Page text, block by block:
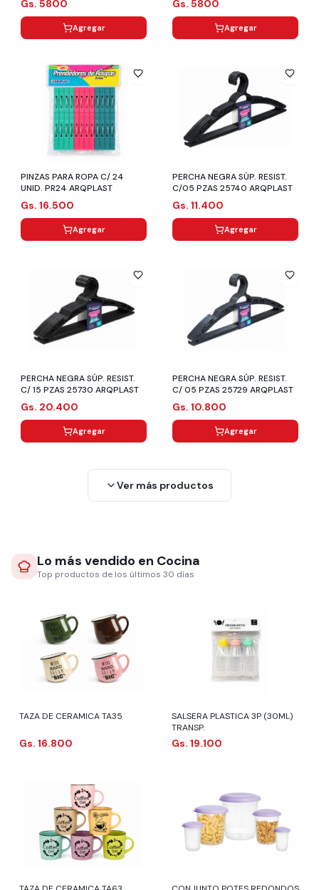
Gs. 5800
Agregar
Gs. 5800
Agregar
PINZAS PARA ROPA C/ 24
UNID. PR24 ARQPLAST
Gs. 16.500
Agregar
PERCHA NEGRA SÚP. RESIST.
C/05 PZAS 25740 ARQPLAST
Gs. 11.400
Agregar
PERCHA NEGRA SÚP. RESIST.
C/ 15 PZAS 25730 ARQPLAST
Gs. 20.400
Agregar
PERCHA NEGRA SÚP. RESIST.
C/ 05 PZAS 25729 ARQPLAST
Gs. 10.800
Agregar
Ver más productos
Lo más vendido en Cocina
Top productos de los últimos 30 días
TAZA DE CERAMICA TA35
Gs. 16.800
SALSERA PLASTICA 3P (30ML)
TRANSP.
Gs. 19.100